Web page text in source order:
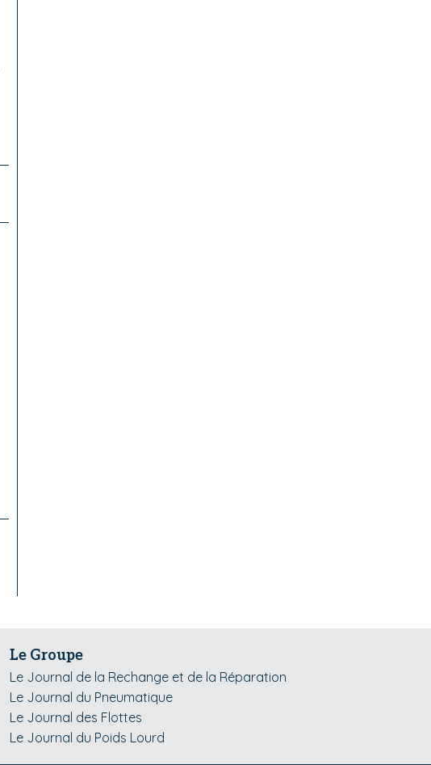
Le Groupe
Le Journal de la Rechange et de la Réparation
Le Journal du Pneumatique
Le Journal des Flottes
Le Journal du Poids Lourd